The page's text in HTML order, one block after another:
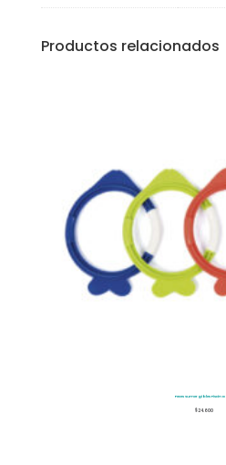
Productos relacionados
Peces Sumergibles Piscina
$24.600